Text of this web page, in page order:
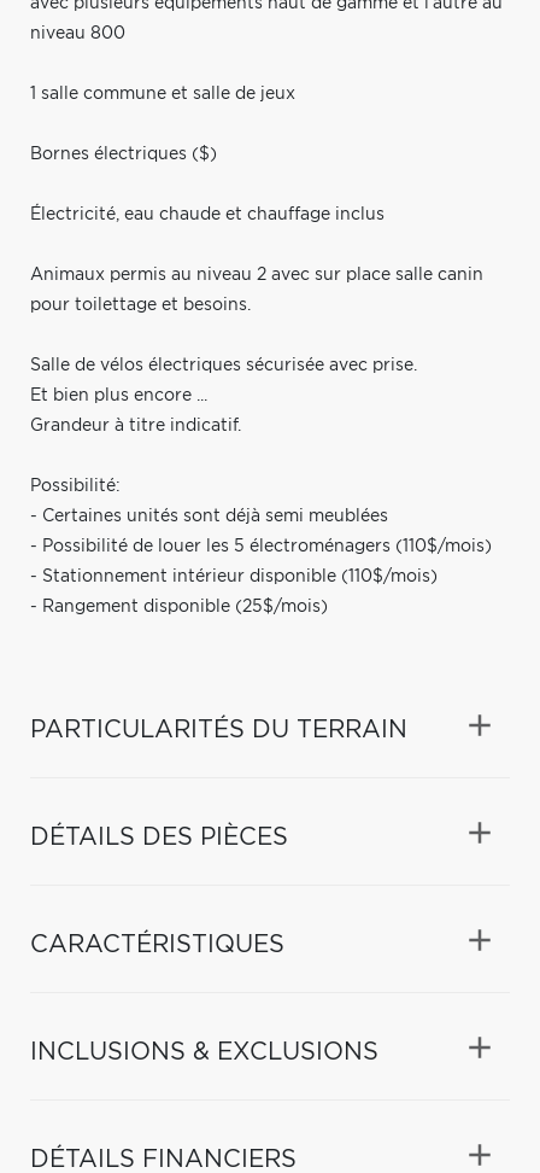
avec plusieurs équipements haut de gamme et l'autre au
niveau 800
1 salle commune et salle de jeux
Bornes électriques ($)
Électricité, eau chaude et chauffage inclus
Animaux permis au niveau 2 avec sur place salle canin
pour toilettage et besoins.
Salle de vélos électriques sécurisée avec prise.
Et bien plus encore ...
Grandeur à titre indicatif.
Possibilité:
- Certaines unités sont déjà semi meublées
- Possibilité de louer les 5 électroménagers (110$/mois)
- Stationnement intérieur disponible (110$/mois)
- Rangement disponible (25$/mois)
PARTICULARITÉS DU TERRAIN
DÉTAILS DES PIÈCES
CARACTÉRISTIQUES
INCLUSIONS & EXCLUSIONS
DÉTAILS FINANCIERS